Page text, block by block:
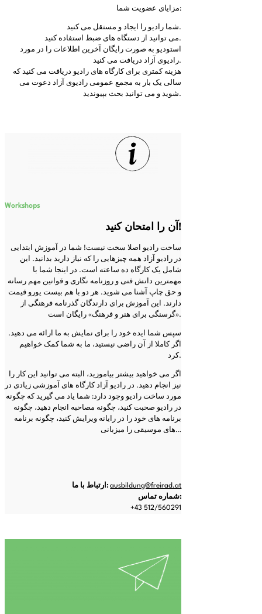
مزایای عضویت شما:
شما رادیو را ایجاد و مستقل می کنید.
می توانید از دستگاه های ضبط استفاده کنید.
استودیو به صورت رایگان آخرین اطلاعات را در مورد
رادیوی آزاد دریافت می کنید.
هزینه کمتری برای کارگاه های رادیو دریافت می کنید که
سالی یک بار به مجمع عمومی رادیوی آزاد دعوت می
شوید و می توانید بحث بپیوندید.
Workshops
آن را امتحان کنید!
ساخت رادیو اصلا سخت نیست! شما در آموزش ابتدایی
در رادیو آزاد همه چیزهایی را که نیاز دارید بدانید. این
شامل یک کارگاه ده ساعته است. در اینجا شما با
مهمترین دانش فنی و روزنامه نگاری و قوانین مهم رسانه
و حق چاپ آشنا می شوید. هر دو با هم بیست یورو قیمت
دارند. این آموزش برای دارندگان گذرنامه فرهنگی از
«گرسنگی برای هنر و فرهنگ» رایگان است.
سپس شما ایده خود را برای نمایش به ما ارائه می دهید.
اگر کاملا از آن راضی نیستید، ما به شما کمک خواهیم
کرد.
اگر می خواهید بیشتر بیاموزید، البته می توانید این کار را
نیز انجام دهید. در رادیو آزاد کارگاه های آموزشی زیادی در
مورد ساخت رادیو وجود دارد: شما یاد می گیرید که چگونه
در رادیو صحبت کنید، چگونه مصاحبه انجام دهید، چگونه
برنامه های خود را در رایانه ویرایش کنید، چگونه برنامه
های موسیقی را میزبانی…
ارتباط با ما: ausbildung@freirad.at
شماره تماس:
+43 512/560291